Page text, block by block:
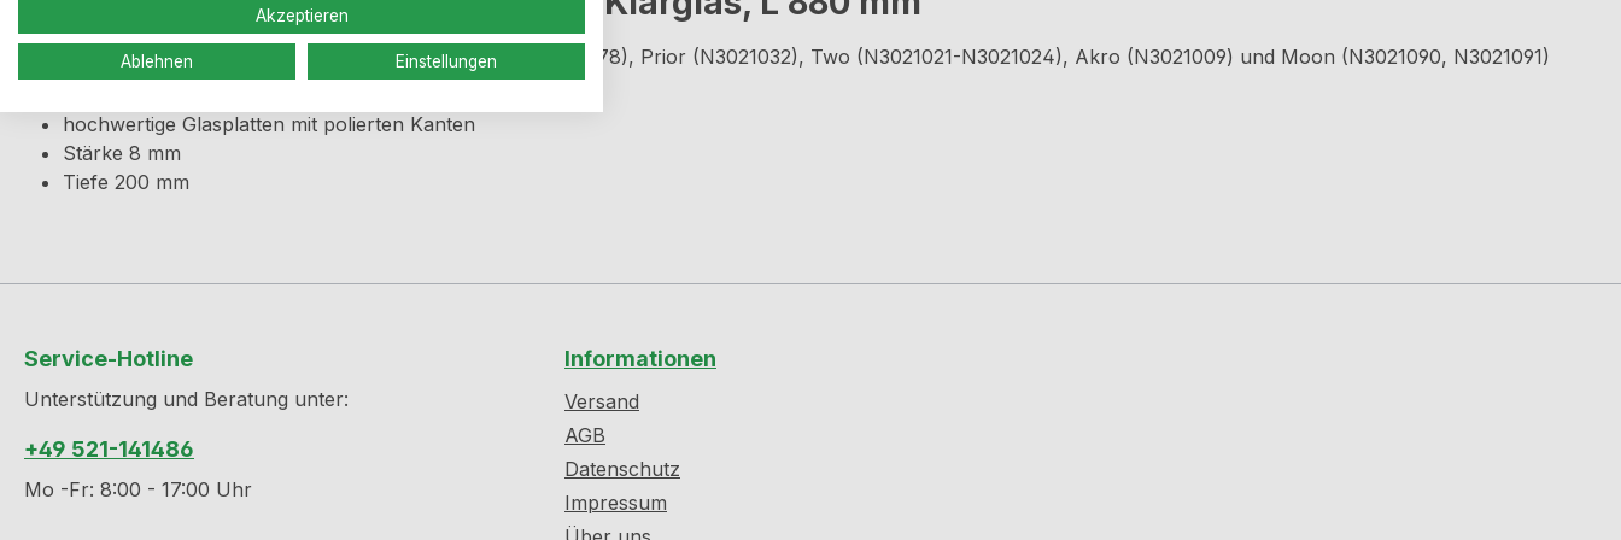
Optionales Zubehör für Spruzzo (N3021132), Kaiman (N3021078), Prior (N3021032), Two (N3021021-N3021024), Akro (N3021009) und Moon (N3021090, N3021091)
hochwertige Glasplatten mit polierten Kanten
Stärke 8 mm
Tiefe 200 mm
Service-Hotline
Unterstützung und Beratung unter:
+49 521-141486
Mo -Fr: 8:00 - 17:00 Uhr
Informationen
Versand
AGB
Datenschutz
Impressum
Akzeptieren
Ablehnen Einstellungen